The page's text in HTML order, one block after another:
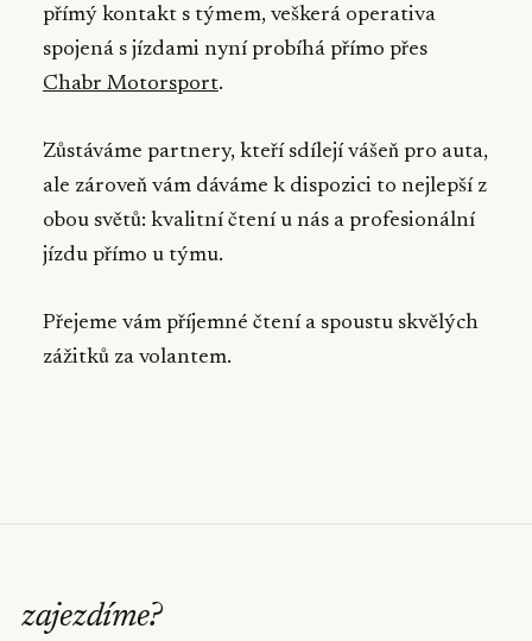
přímý kontakt s týmem, veškerá operativa
spojená s jízdami nyní probíhá přímo přes
Chabr Motorsport.
Zůstáváme partnery, kteří sdílejí vášeň pro auta,
ale zároveň vám dáváme k dispozici to nejlepší z
obou světů: kvalitní čtení u nás a profesionální
jízdu přímo u týmu.
Přejeme vám příjemné čtení a spoustu skvělých
zážitků za volantem.
zajezdíme?